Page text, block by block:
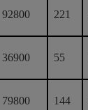
92800 221
36900 55
79800 144